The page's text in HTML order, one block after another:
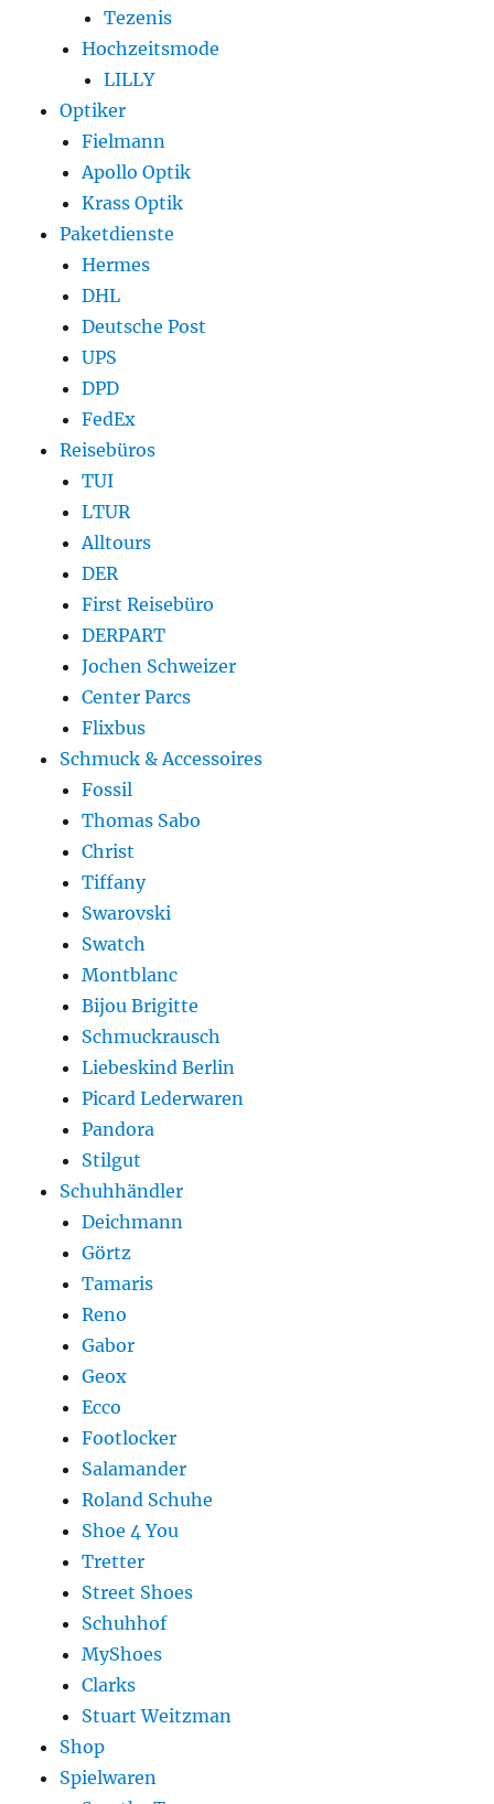
Tezenis
Hochzeitsmode
LILLY
Optiker
Fielmann
Apollo Optik
Krass Optik
Paketdienste
Hermes
DHL
Deutsche Post
UPS
DPD
FedEx
Reisebüros
TUI
LTUR
Alltours
DER
First Reisebüro
DERPART
Jochen Schweizer
Center Parcs
Flixbus
Schmuck & Accessoires
Fossil
Thomas Sabo
Christ
Tiffany
Swarovski
Swatch
Montblanc
Bijou Brigitte
Schmuckrausch
Liebeskind Berlin
Picard Lederwaren
Pandora
Stilgut
Schuhhändler
Deichmann
Görtz
Tamaris
Reno
Gabor
Geox
Ecco
Footlocker
Salamander
Roland Schuhe
Shoe 4 You
Tretter
Street Shoes
Schuhhof
MyShoes
Clarks
Stuart Weitzman
Shop
Spielwaren